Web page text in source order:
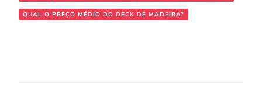
QUAL O PREÇO MÉDIO DO DECK DE MADEIRA?